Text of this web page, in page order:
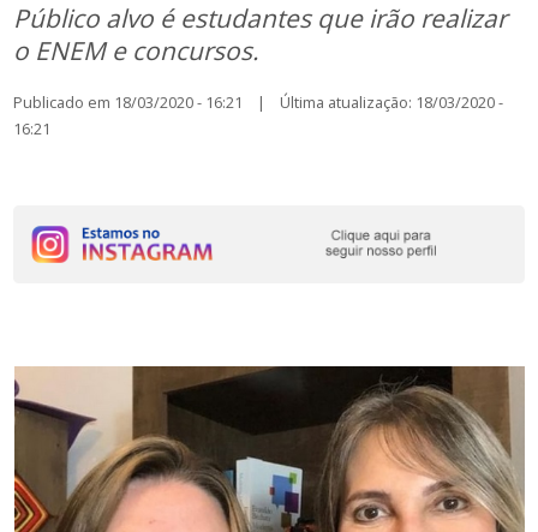
Público alvo é estudantes que irão realizar
o ENEM e concursos.
Publicado em 18/03/2020 - 16:21 | Última atualização: 18/03/2020 -
16:21